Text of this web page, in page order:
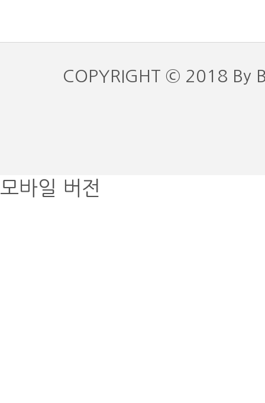
COPYRIGHT © 2018 By
모바일 버전